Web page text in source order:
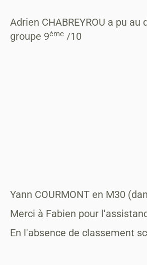
Adrien CHABREYROU a pu
groupe 9ème /10
Yann COURMONT en M30
Merci à Fabien pour
En l'absence de classement